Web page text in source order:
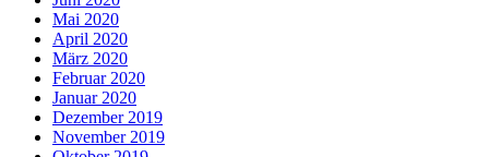
Mai 2020
April 2020
März 2020
Februar 2020
Januar 2020
Dezember 2019
November 2019